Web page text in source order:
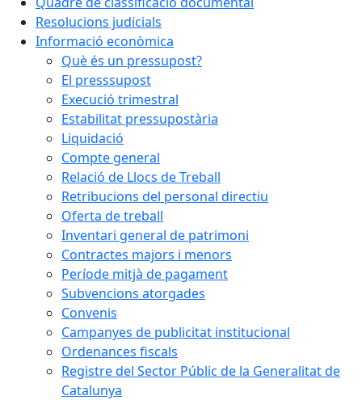
Resolucions judicials
Informació econòmica
Què és un pressupost?
El presssupost
Execució trimestral
Estabilitat pressupostària
Liquidació
Compte general
Relació de Llocs de Treball
Retribucions del personal directiu
Oferta de treball
Inventari general de patrimoni
Contractes majors i menors
Període mitjà de pagament
Subvencions atorgades
Convenis
Campanyes de publicitat institucional
Ordenances fiscals
Registre del Sector Públic de la Generalitat de
Catalunya